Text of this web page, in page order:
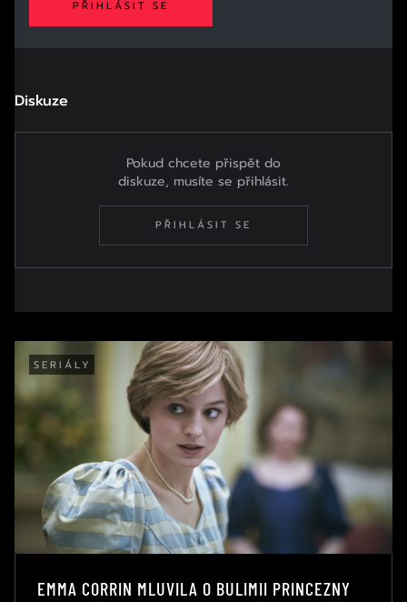
PŘIHLÁSIT SE
Diskuze
Pokud chcete přispět do
diskuze, musíte se přihlásit.
PŘIHLÁSIT SE
SERIÁLY
EMMA CORRIN MLUVILA O BULIMII PRINCEZNY